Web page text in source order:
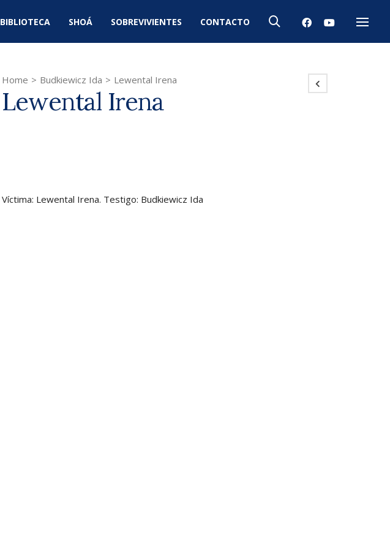
BIBLIOTECA SHOÁ SOBREVIVIENTES CONTACTO
Menú
Home > Budkiewicz Ida > Lewental Irena
Lewental Irena
Víctima: Lewental Irena. Testigo: Budkiewicz Ida